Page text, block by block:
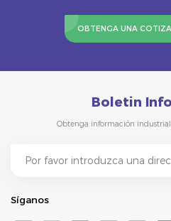
OBTENGA UNA
Boletin
Obtenga información
Síganos